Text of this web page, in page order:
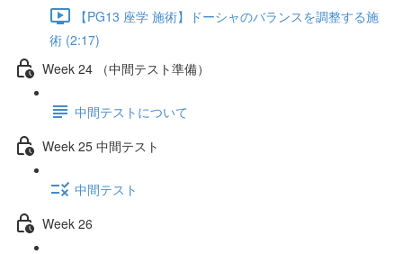
【PG13 座学 施術】ドーシャのバランスを調整する施
術 (2:17)
Week 24 （中間テスト準備）
中間テストについて
Week 25 中間テスト
中間テスト
Week 26